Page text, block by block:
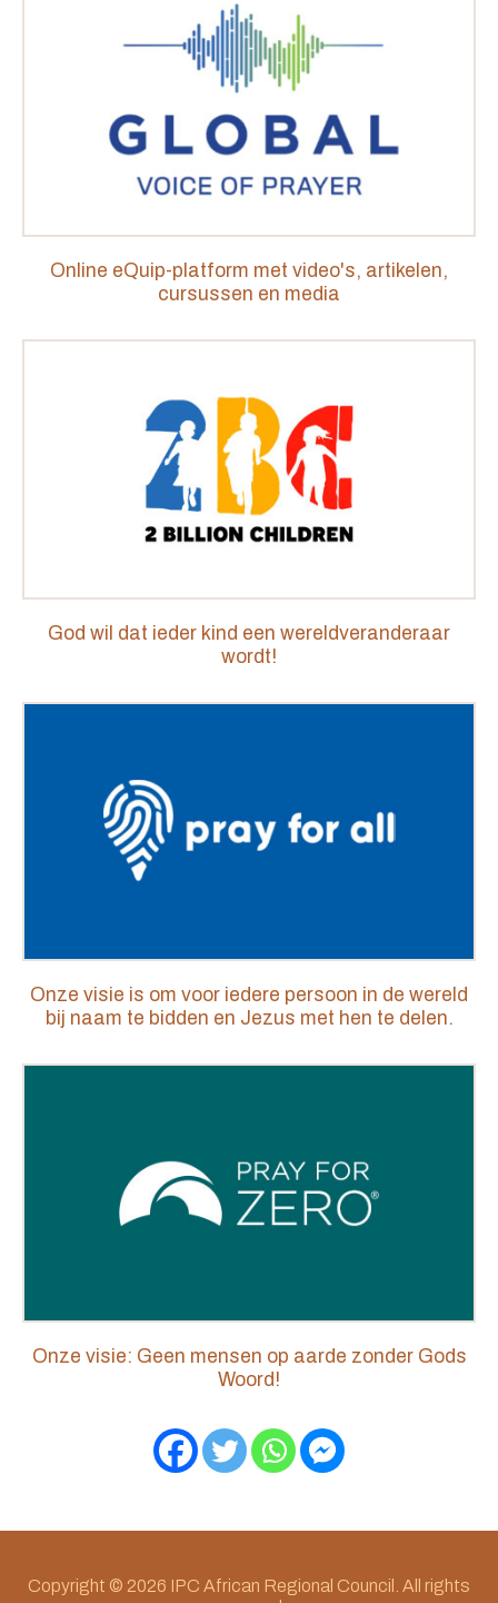
Online eQuip-platform met video's, artikelen,
cursussen en media
God wil dat ieder kind een wereldveranderaar
wordt!
Onze visie is om voor iedere persoon in de wereld
bij naam te bidden en Jezus met hen te delen.
Onze visie: Geen mensen op aarde zonder Gods
Woord!
Copyright © 2026 IPC African Regional Council. All rights